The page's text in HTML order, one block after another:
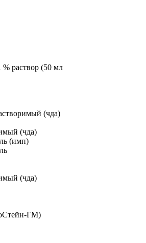
раствор (50 мл
(чда)
(чда)
(имп)
(чда)
ГМ)